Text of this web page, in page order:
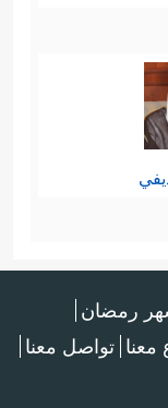
رمضان
تواصل معنا